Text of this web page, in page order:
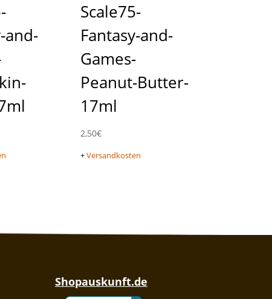
and-
Scale75-
Fantasy-and-
Games-
Peanut-Butter-
17ml
2,50€
+Versandkosten
Shopauskunft.de